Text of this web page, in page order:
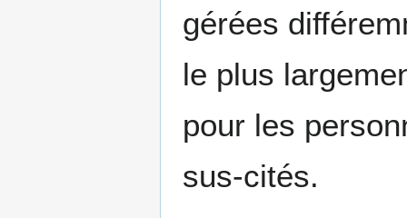
gérées
le plus
pour les
sus-cités.